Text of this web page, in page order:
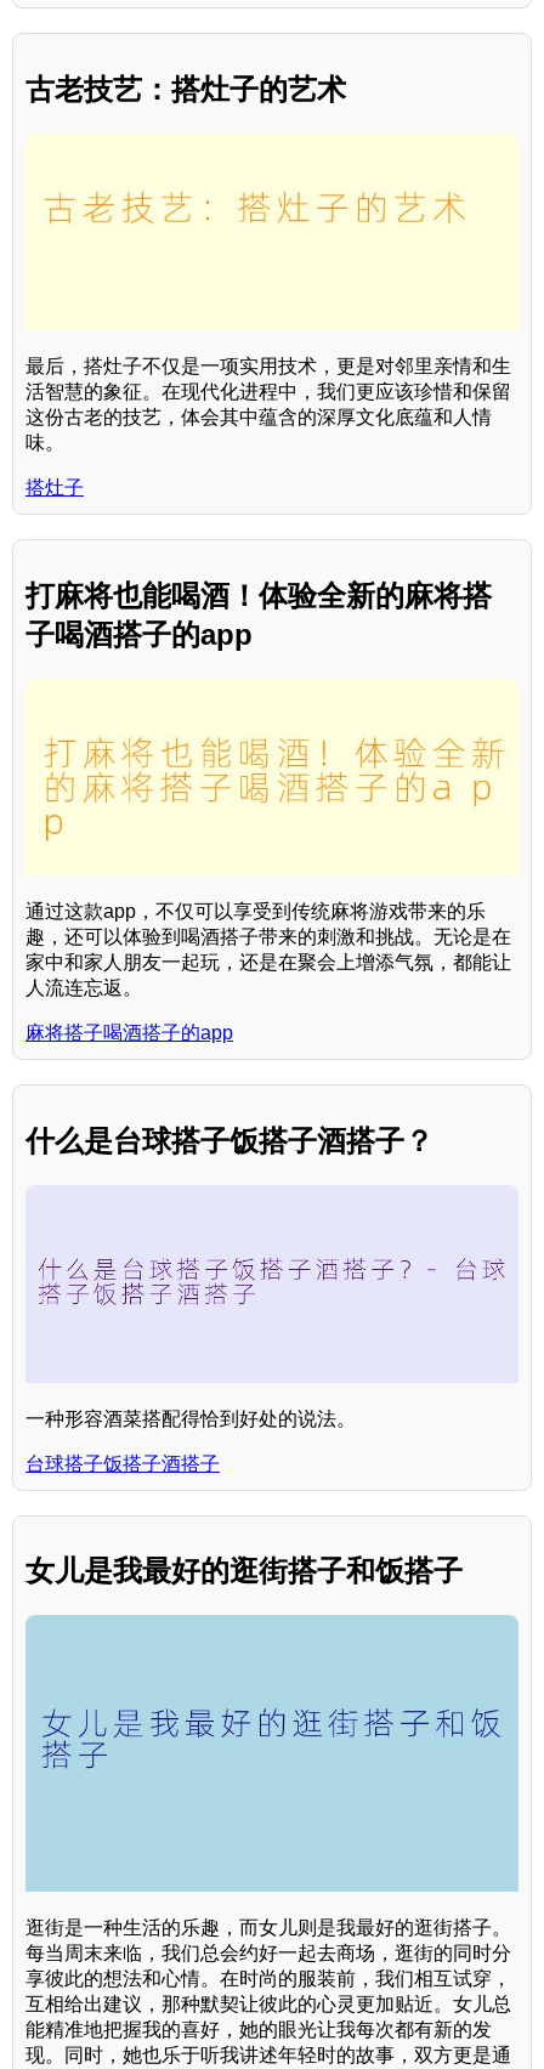
古老技艺：搭灶子的艺术
最后，搭灶子不仅是一项实用技术，更是对邻里亲情和生
活智慧的象征。在现代化进程中，我们更应该珍惜和保留
这份古老的技艺，体会其中蕴含的深厚文化底蕴和人情
味。
搭灶子
打麻将也能喝酒！体验全新的麻将搭
子喝酒搭子的app
通过这款app，不仅可以享受到传统麻将游戏带来的乐
趣，还可以体验到喝酒搭子带来的刺激和挑战。无论是在
家中和家人朋友一起玩，还是在聚会上增添气氛，都能让
人流连忘返。
麻将搭子喝酒搭子的app
什么是台球搭子饭搭子酒搭子？
一种形容酒菜搭配得恰到好处的说法。
台球搭子饭搭子酒搭子
女儿是我最好的逛街搭子和饭搭子
逛街是一种生活的乐趣，而女儿则是我最好的逛街搭子。
每当周末来临，我们总会约好一起去商场，逛街的同时分
享彼此的想法和心情。在时尚的服装前，我们相互试穿，
互相给出建议，那种默契让彼此的心灵更加贴近。女儿总
能精准地把握我的喜好，她的眼光让我每次都有新的发
现。同时，她也乐于听我讲述年轻时的故事，双方更是通